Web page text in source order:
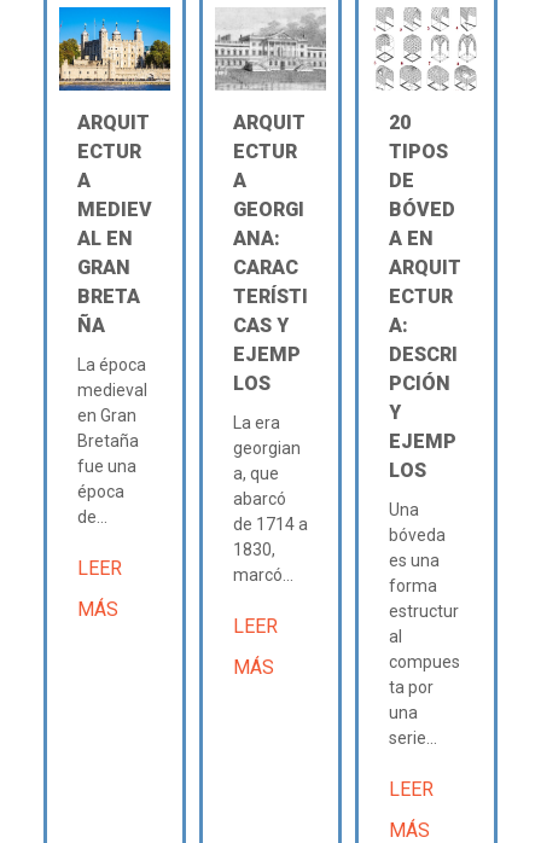
ARQUIT
ECTUR
A
MEDIEV
AL EN
GRAN
BRETA
ÑA
La época
medieval
en Gran
Bretaña
fue una
época
de...
LEER
MÁS
ARQUIT
ECTUR
A
GEORGI
ANA:
CARAC
TERÍSTI
CAS Y
EJEMP
LOS
La era
georgian
a, que
abarcó
de 1714 a
1830,
marcó...
LEER
MÁS
20
TIPOS
DE
BÓVED
A EN
ARQUIT
ECTUR
A:
DESCRI
PCIÓN
Y
EJEMP
LOS
Una
bóveda
es una
forma
estructur
al
compues
ta por
una
serie...
LEER
MÁS